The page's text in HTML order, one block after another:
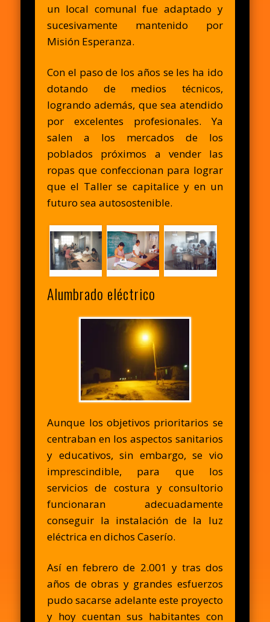
un local comunal fue adaptado y
sucesivamente mantenido por
Misión Esperanza.
Con el paso de los años se les ha ido
dotando de medios técnicos,
logrando además, que sea atendido
por excelentes profesionales. Ya
salen a los mercados de los
poblados próximos a vender las
ropas que confeccionan para lograr
que el Taller se capitalice y en un
futuro sea autosostenible.
Alumbrado eléctrico
Aunque los objetivos prioritarios se
centraban en los aspectos sanitarios
y educativos, sin embargo, se vio
imprescindible, para que los
servicios de costura y consultorio
funcionaran adecuadamente
conseguir la instalación de la luz
eléctrica en dichos Caserío.
Así en febrero de 2.001 y tras dos
años de obras y grandes esfuerzos
pudo sacarse adelante este proyecto
y hoy cuentan sus habitantes con